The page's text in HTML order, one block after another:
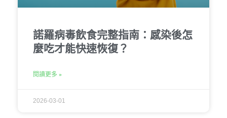
諾羅病毒飲食完整指南：感染後怎
麼吃才能快速恢復？
閱讀更多 »
2026-03-01